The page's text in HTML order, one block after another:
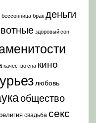
бессонница брак деньги
здоровый сон
качество сна кино
любовь
общество
свадьба секс